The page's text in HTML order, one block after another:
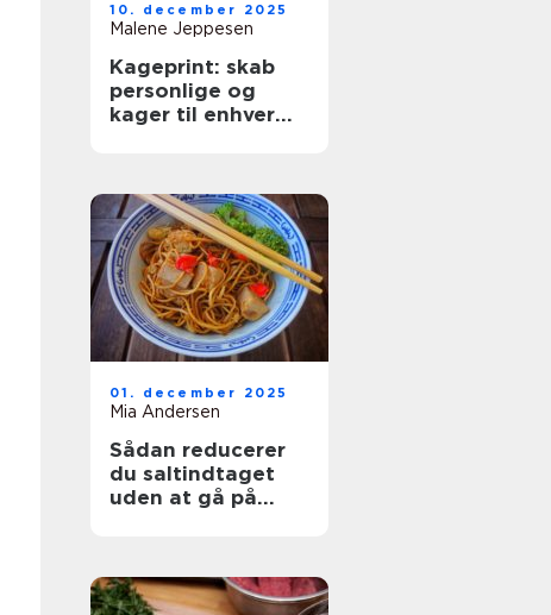
10. december 2025
Malene Jeppesen
Kageprint: skab
personlige og
kager til enhver
01. december 2025
Mia Andersen
Sådan reducerer
du saltindtaget
uden at gå på